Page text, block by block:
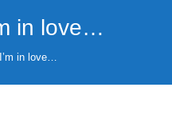
in love…
in love…